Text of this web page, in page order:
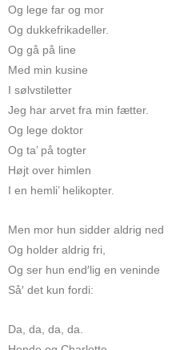
Og lege far og mor
Og dukkefrikadeller.
Og gå på line
Med min kusine
I sølvstiletter
Jeg har arvet fra min fætter.
Og lege doktor
Og ta’ på togter
Højt over himlen
I en hemli’ helikopter.
Men mor hun sidder aldrig ned
Og holder aldrig fri,
Og ser hun end′lig en veninde
Så′ det kun fordi:
Da, da, da, da.